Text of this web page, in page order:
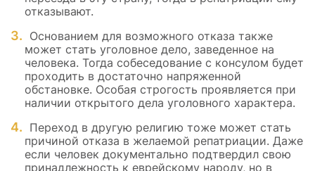
отказывают.
Основанием для возможного отказа также
может стать уголовное дело, заведенное на
человека. Тогда собеседование с консулом будет
проходить в достаточно напряженной
обстановке. Особая строгость проявляется при
наличии открытого дела уголовного характера.
Переход в другую религию тоже может стать
причиной отказа в желаемой репатриации. Даже
если человек документально подтвердил свою
принадлежность к еврейскому народу, но в